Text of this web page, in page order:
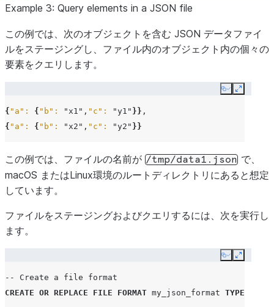
Example 3: Query elements in a JSON file
この例では、次のオブジェクトを含む JSON データファイ
ルをステージングし、ファイル内のオブジェクト内の個々の
要素をクエリします。
CopyExpand
{ "a": { "b": "x1" , "c": "y1" }}
{ "a": { "b": "x2" , "c": "y2" }}
この例では、ファイルの名前が /tmp/data1.json で、
macOS またはLinux環境のルートディレクトリにあると想定
しています。
ファイルをステージングおよびクエリするには、次を実行し
ます。
CopyExpand
-- Create a file format
CREATE OR REPLACE FILE FORMAT my_json_format TYPE